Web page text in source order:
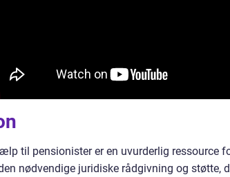
til pensionister er en uvurderlig ressource
nødvendige juridiske rådgivning og støtte,